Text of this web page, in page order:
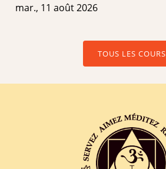
mar., 11 août 2026
TOUS LES COURS